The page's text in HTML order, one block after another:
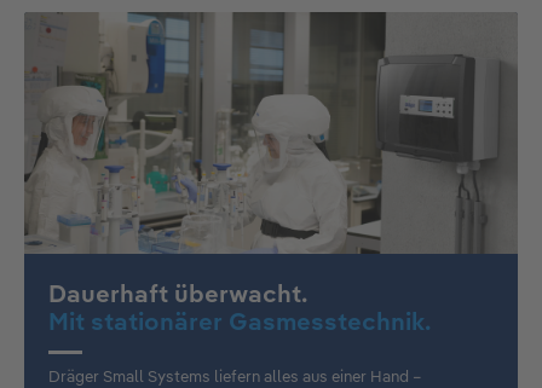
Dauerhaft überwacht.
Mit stationärer Gasmesstechnik.
Dräger Small Systems liefern alles aus einer Hand –